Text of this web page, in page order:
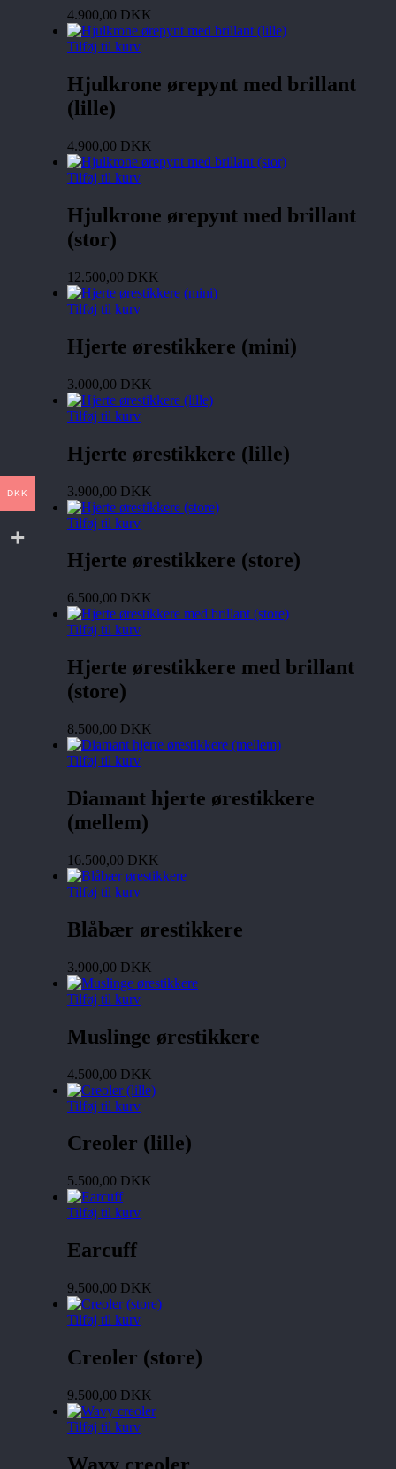
4.900,00 DKK
Tilføj til kurv
Hjulkrone ørepynt med brillant
(lille)
4.900,00 DKK
Tilføj til kurv
Hjulkrone ørepynt med brillant
(stor)
12.500,00 DKK
Tilføj til kurv
Hjerte ørestikkere (mini)
3.000,00 DKK
Tilføj til kurv
Hjerte ørestikkere (lille)
3.900,00 DKK
Tilføj til kurv
Hjerte ørestikkere (store)
6.500,00 DKK
Tilføj til kurv
Hjerte ørestikkere med brillant
(store)
8.500,00 DKK
Tilføj til kurv
Diamant hjerte ørestikkere
(mellem)
16.500,00 DKK
Tilføj til kurv
Blåbær ørestikkere
3.900,00 DKK
Tilføj til kurv
Muslinge ørestikkere
4.500,00 DKK
Tilføj til kurv
Creoler (lille)
5.500,00 DKK
Tilføj til kurv
Earcuff
9.500,00 DKK
Tilføj til kurv
Creoler (store)
9.500,00 DKK
Tilføj til kurv
DKK